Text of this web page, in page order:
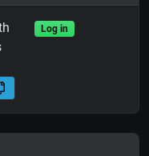
Log in